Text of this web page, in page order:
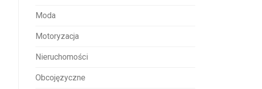
Moda
Motoryzacja
Nieruchomości
Obcojęzyczne